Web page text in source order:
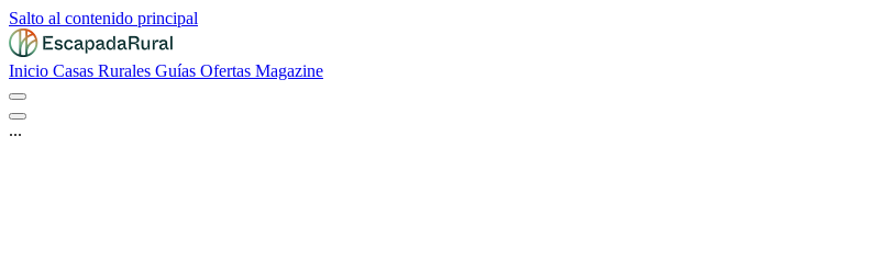
Salto al contenido principal
Inicio Casas Rurales Guías Ofertas Magazine
...